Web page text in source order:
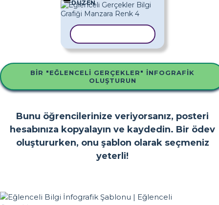
DÜZEN
BIR "EĞLENCELI GERÇEKLER" İNFOGRAFIK
OLUŞTURUN
Bunu öğrencilerinize veriyorsanız, posteri
hesabınıza kopyalayın ve kaydedin. Bir ödev
oluştururken, onu şablon olarak seçmeniz
yeterli!